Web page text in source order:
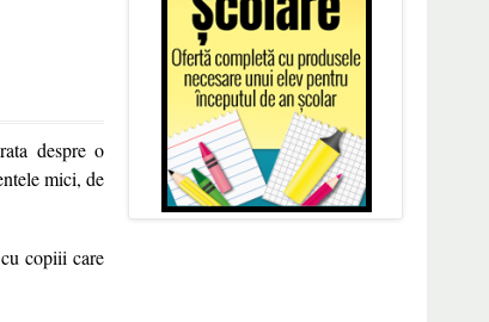
despre o
mici, de
copiii care